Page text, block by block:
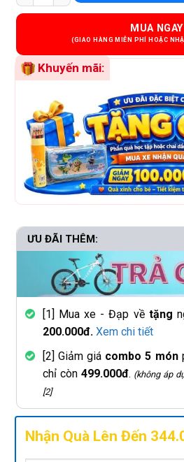
MUA NGAY
Khuyến mãi:
ƯU ĐÃI THÊM:
[1] Mua xe - Đạp về tặng
200.000đ. Xem chi tiết
[2] Giảm giá combo 5 món
chỉ còn 499.000đ. (không áp
[2]
Nhận Quà Lên Đến